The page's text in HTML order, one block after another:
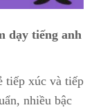
dạy tiếng anh
tiếp xúc và tiếp
nhiều bậc